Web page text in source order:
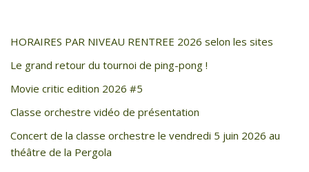
HORAIRES PAR NIVEAU RENTREE 2026 selon les sites
Le grand retour du tournoi de ping-pong !
Movie critic edition 2026 #5
Classe orchestre vidéo de présentation
Concert de la classe orchestre le vendredi 5 juin 2026 au
théâtre de la Pergola